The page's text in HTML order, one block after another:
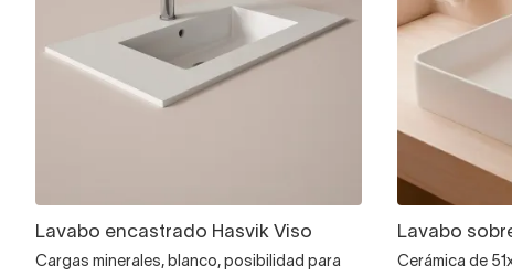
Lavabo encastrado Hasvik Viso
Cargas minerales, blanco, posibilidad para
Lavabo
Cerámica de